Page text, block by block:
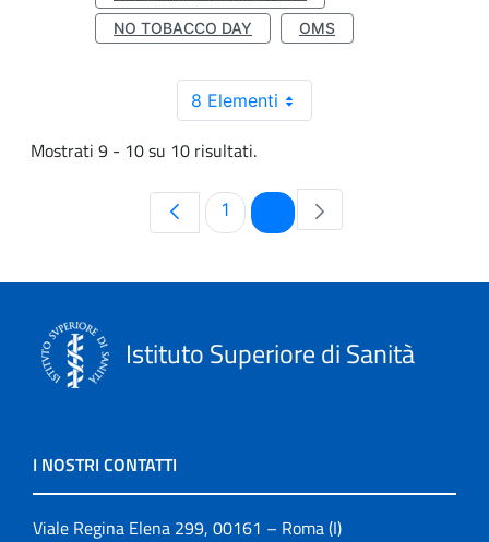
NO TOBACCO DAY
OMS
8 Elementi
Mostrati 9 - 10 su 10 risultati.
Pagina
1 Pagina
Istituto Superiore di Sanità
I NOSTRI CONTATTI
Viale Regina Elena 299, 00161 – Roma (I)